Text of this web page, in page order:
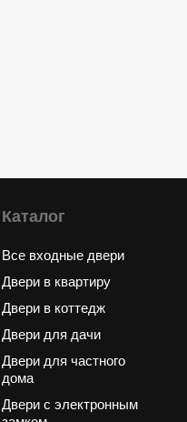
Каталог
Все входные двери
Двери в квартиру
Двери в коттедж
Двери для дачи
Двери для частного
дома
Двери с электронным